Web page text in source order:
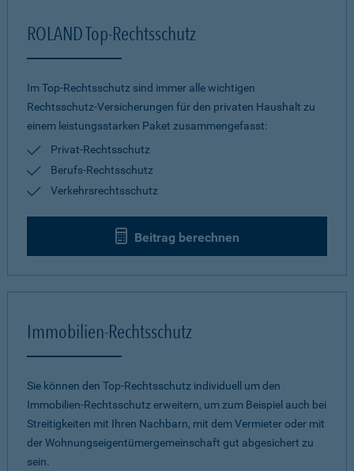
ROLAND Top-Rechtsschutz
Im Top-Rechtsschutz sind immer alle wichtigen
Rechtsschutz-Versicherungen für den privaten Haushalt zu
einem leistungsstarken Paket zusammengefasst:
Privat-Rechtsschutz
Berufs-Rechtsschutz
Verkehrsrechtsschutz
Beitrag berechnen
Immobilien-Rechtsschutz
Sie können den Top-Rechtsschutz individuell um den
Immobilien-Rechtsschutz erweitern, um zum Beispiel auch bei
Streitigkeiten mit Ihren Nachbarn, mit dem Vermieter oder mit
der Wohnungseigentümergemeinschaft gut abgesichert zu
sein.